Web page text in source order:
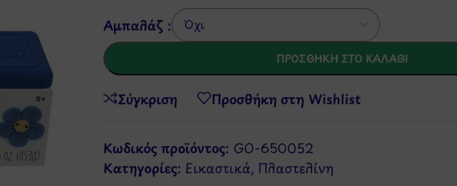
Αμπαλάζ :
ΠΡΟΣΘΉΚΗ ΣΤΟ ΚΑΛΆΘΙ
Σύγκριση Προσθήκη στη Wishlist
Κωδικός προϊόντος: GO-650052
Κατηγορίες: Εικαστικά, Πλαστελίνη